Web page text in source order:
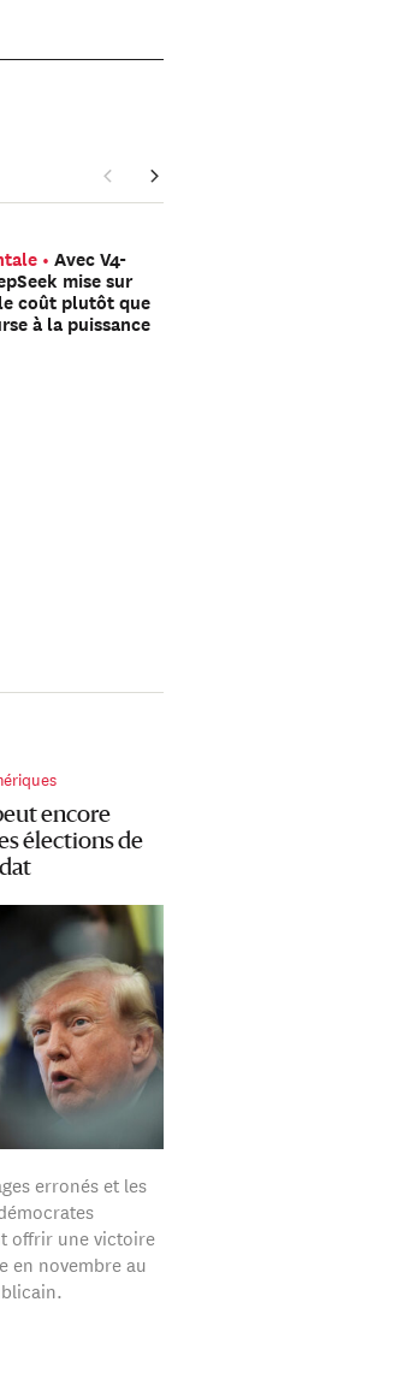
Avec V4-
mise sur
coût plutôt que
à la puissance
encore
élections de
erronés et les
offrir une victoire
en novembre au